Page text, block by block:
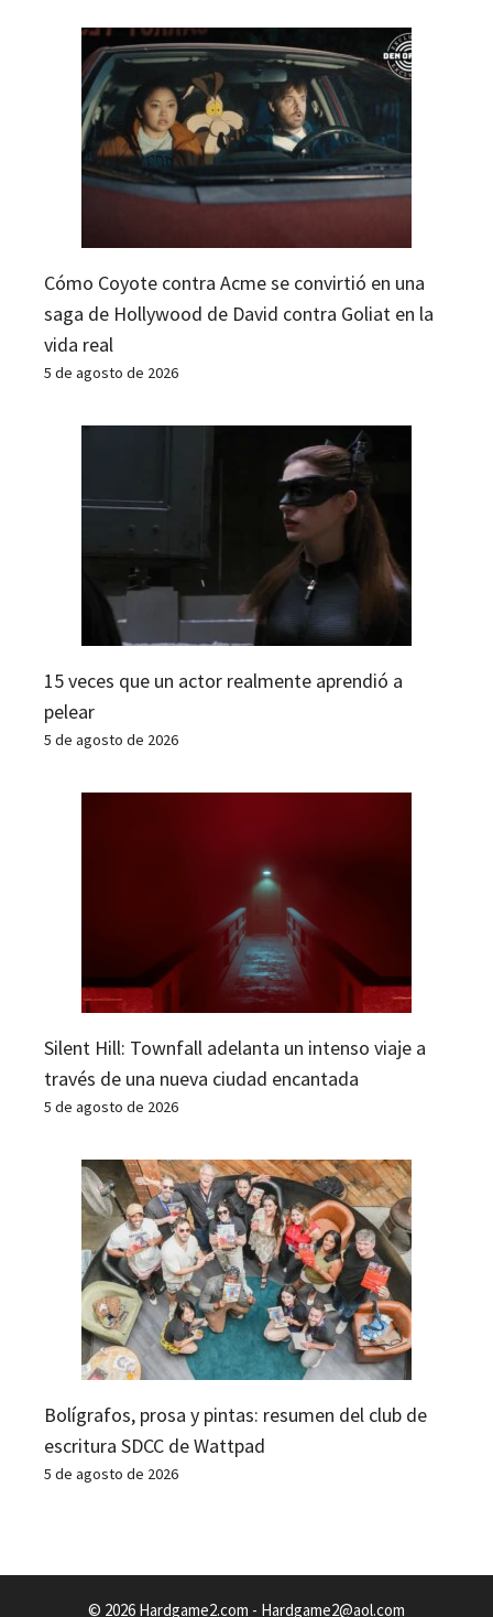
Cómo Coyote contra Acme se convirtió en una
saga de Hollywood de David contra Goliat en la
vida real
5 de agosto de 2026
15 veces que un actor realmente aprendió a
pelear
5 de agosto de 2026
Silent Hill: Townfall adelanta un intenso viaje a
través de una nueva ciudad encantada
5 de agosto de 2026
Bolígrafos, prosa y pintas: resumen del club de
escritura SDCC de Wattpad
5 de agosto de 2026
© 2026 Hardgame2.com - Hardgame2@aol.com